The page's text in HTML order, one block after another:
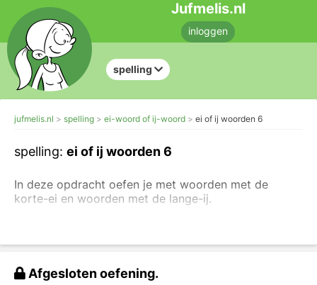
Jufmelis.nl
inloggen
spelling
jufmelis.nl spelling ei-woord of ij-woord ei of ij woorden 6
spelling: ei of ij woorden 6
In deze opdracht oefen je met woorden met de
korte-ei en woorden met de lange-ij.
Afgesloten oefening.